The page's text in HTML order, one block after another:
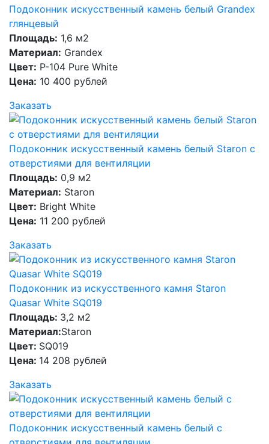
Подоконник искусственный камень белый Grandex
глянцевый
Площадь: 1,6 м2
Материал: Grandex
Цвет: P-104 Pure White
Цена: 10 400 рублей
Заказать
Подоконник искусственный камень белый Staron с
отверстиями для вентиляции
Площадь: 0,9 м2
Материал: Staron
Цвет: Bright White
Цена: 11 200 рублей
Заказать
Подоконник из искусственного камня Staron
Quasar White SQ019
Площадь: 3,2 м2
Материал:Staron
Цвет: SQ019
Цена: 14 208 рублей
Заказать
Подоконник искусственный камень белый с